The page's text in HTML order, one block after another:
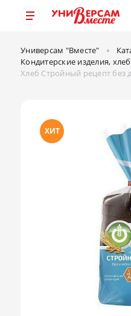
Универсам "Вместе"
Кондитерские изделия, хлеб
Хлеб Стройный рецепт без
ХИТ